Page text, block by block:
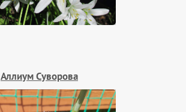
Аллиум Суворова